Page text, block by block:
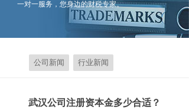
一对一服务，您身边的财税专家。
公司新闻 行业新闻
武汉公司注册资本金多少合适？